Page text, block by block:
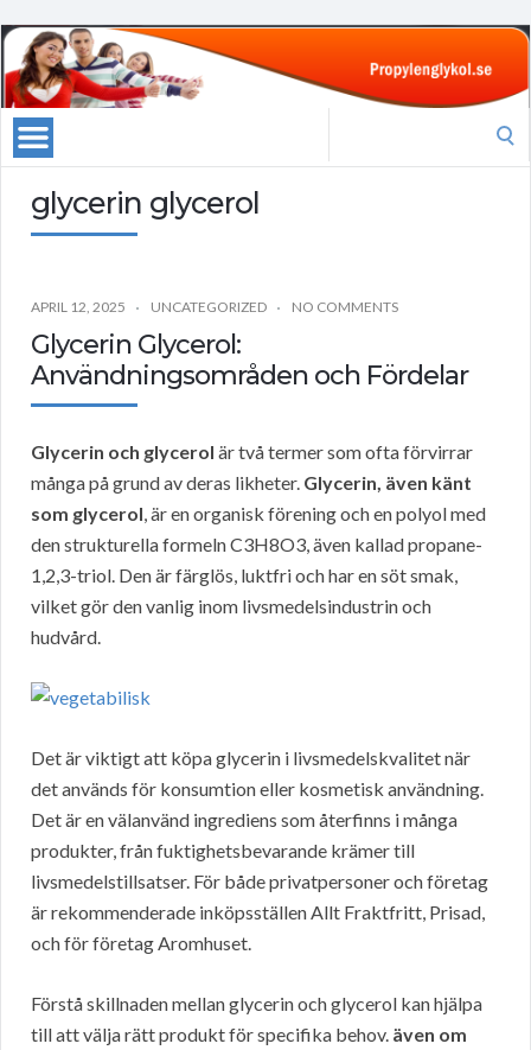
glycerin glycerol
APRIL 12, 2025 UNCATEGORIZED NO COMMENTS
Glycerin Glycerol:
Användningsområden och Fördelar
Glycerin och glycerol är två termer som ofta förvirrar
många på grund av deras likheter. Glycerin, även känt
som glycerol, är en organisk förening och en polyol med
den strukturella formeln C3H8O3, även kallad propane-
1,2,3-triol. Den är färglös, luktfri och har en söt smak,
vilket gör den vanlig inom livsmedelsindustrin och
hudvård.
Det är viktigt att köpa glycerin i livsmedelskvalitet när
det används för konsumtion eller kosmetisk användning.
Det är en välanvänd ingrediens som återfinns i många
produkter, från fuktighetsbevarande krämer till
livsmedelstillsatser. För både privatpersoner och företag
är rekommenderade inköpsställen Allt Fraktfritt, Prisad,
och för företag Aromhuset.
Förstå skillnaden mellan glycerin och glycerol kan hjälpa
till att välja rätt produkt för specifika behov. även om